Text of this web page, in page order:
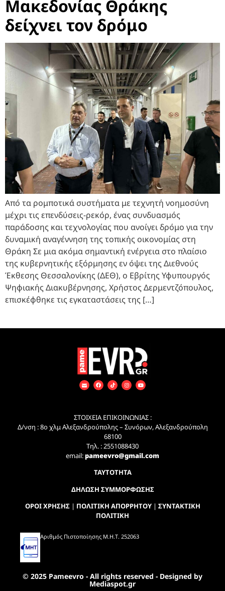
Μακεδονίας Θράκης
δείχνει τον δρόμο
Από τα ρομποτικά συστήματα με τεχνητή νοημοσύνη
μέχρι τις επενδύσεις-ρεκόρ, ένας συνδυασμός
παράδοσης και τεχνολογίας που ανοίγει δρόμο για την
δυναμική αναγέννηση της τοπικής οικονομίας στη
Θράκη Σε μια ακόμα σημαντική ενέργεια στο πλαίσιο
της κυβερνητικής εξόρμησης εν όψει της Διεθνούς
Έκθεσης Θεσσαλονίκης (ΔΕΘ), ο Εβρίτης Υφυπουργός
Ψηφιακής Διακυβέρνησης, Χρήστος Δερμεντζόπουλος,
επισκέφθηκε τις εγκαταστάσεις της […]
ΣΤΟΙΧΕΙΑ ΕΠΙΚΟΙΝΩΝΙΑΣ :
Δ/νση : 8ο χλμ Αλεξανδρούπολης – Συνόρων, Αλεξανδρούπολη
68100
Τηλ. : 2551088430
email:pameevro@gmail.com
ΤΑΥΤΟΤΗΤΑ
ΔΗΛΩΣΗ ΣΥΜΜΟΡΦΩΣΗΣ
ΟΡΟΙ ΧΡΗΣΗΣ| ΠΟΛΙΤΙΚΗ ΑΠΟΡΡΗΤΟΥ| ΣΥΝΤΑΚΤΙΚΗ
ΠΟΛΙΤΙΚΗ
Αριθμός Πιστοποίησης Μ.Η.Τ. 252063
© 2025 Pameevro - All rights reserved - Designed by
Mediaspot.gr